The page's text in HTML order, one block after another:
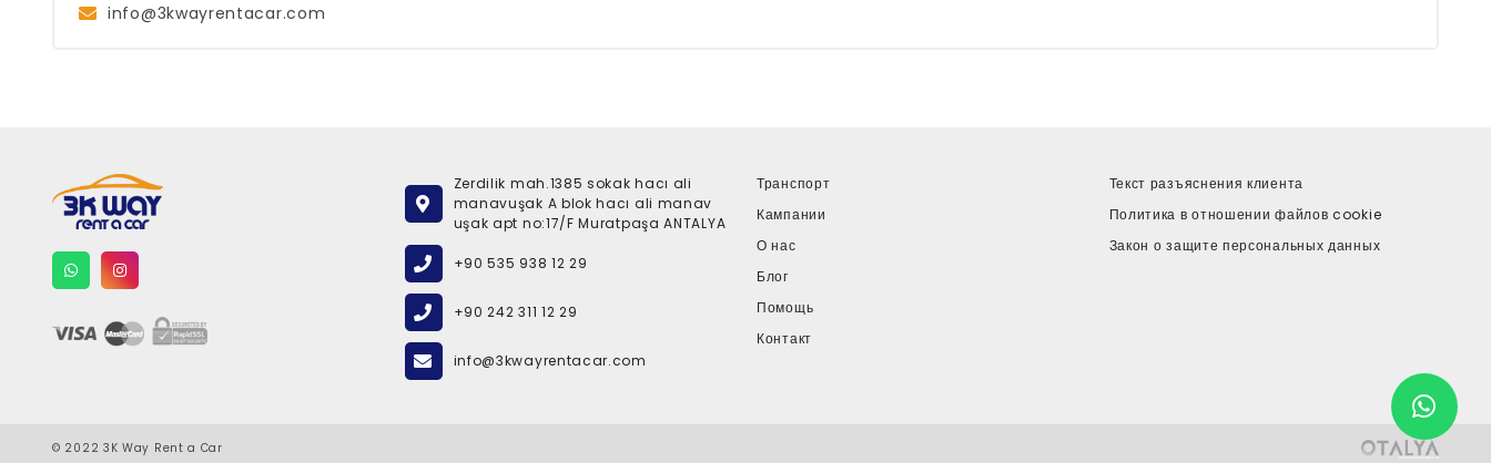
info@3kwayrentacar.com
Zerdilik mah.1385 sokak hacı ali
manavuşak A blok hacı ali manav
uşak apt no:17/F Muratpaşa ANTALYA
+90 535 938 12 29
+90 242 311 12 29
info@3kwayrentacar.com
Транспорт
Кампании
О нас
Блог
Помощь
Контакт
Текст разъяснения клиента
Политика в отношении файлов cookie
Закон о защите персональных данных
© 2022 3K Way Rent a Car